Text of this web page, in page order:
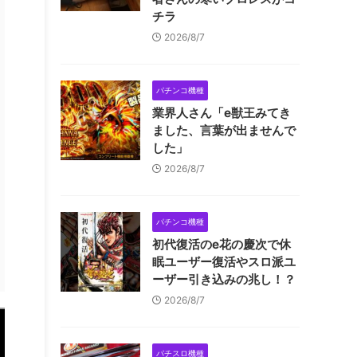
チラ
2026/8/7
パチンコ機種
業界人さん「e獣王みてき
ました、言葉が出ませんで
した」
2026/8/7
パチンコ機種
初代復活のe花の慶次で休
眠ユーザー復活やスロ派ユ
ーザー引き込みの兆し！？
2026/8/7
パチスロ機種